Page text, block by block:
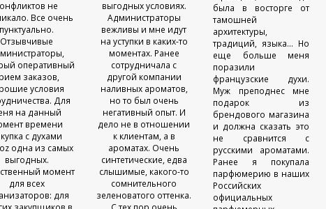
не
Все очень
пунктуально.
Отзывчивые
оперативный
заказов,
условия
Для
на данный
времени
с духами
одна из самых
выгодных.
момент
для всех
для
выгодных условиях.
Администраторы
вежливы и мне идут
на уступки в каких-то
моментах. Ранее
сотрудничала с
другой компании
наливных ароматов,
но то был очень
негативный опыт. И
дело не в отношении
к клиентам, а в
ароматах. Очень
синтетические, едва
слышимые, какого-то
сомнительного
зеленоватого оттенка.
была в восторге от
тамошней
архитектуры,
традиций, языка... Но
еще больше меня
поразили
французские духи.
Муж преподнес мне
подарок из
брендового магазина
и должна сказать это
не сравнится с
русскими ароматами.
Ранее я покупала
парфюмерию в наших
Российских
официальных